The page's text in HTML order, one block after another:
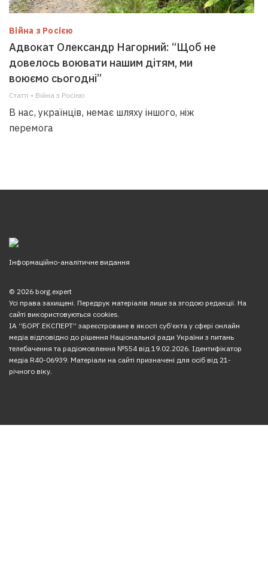
Війна з Росією
Адвокат Олександр Нагорний: “Щоб не
довелось воювати нашим дітям, ми
воюємо сьогодні”
Статті • Війна з Росією
В нас, українців, немає шляху іншого, ніж
перемога
Інформаційно-аналітичне видання
© 2026 borg.expert
Усі права захищені. Передрук матеріалів лише за згодою редакції. На
сайті використовуються cookies.
ІА “БОРГ.ЕКСПЕРТ” зареєстроване в якості суб’єкта у сфері онлайн
медіа відповідно до рішення Національної ради України з питань
телебачення та радіомовлення №554 від 19.02.2026. Ідентифікатор
медіа R40-06939. Матеріали на сайті призначені для осіб від 21-
річного віку.